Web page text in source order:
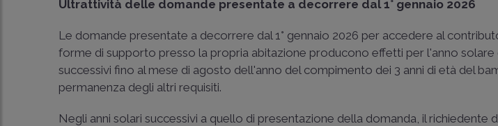
Ultrattività delle domande presentate a decorrere dal 1° gennaio 2026
Le domande presentate a decorrere dal 1° gennaio 2026 per accedere al
forme di supporto presso la propria abitazione producono effetti per l'anno solare
successivi fino al mese di agosto dell'anno del compimento dei 3 anni di età del
permanenza degli altri requisiti.
Negli anni solari successivi a quello di presentazione della domanda, il richiedente